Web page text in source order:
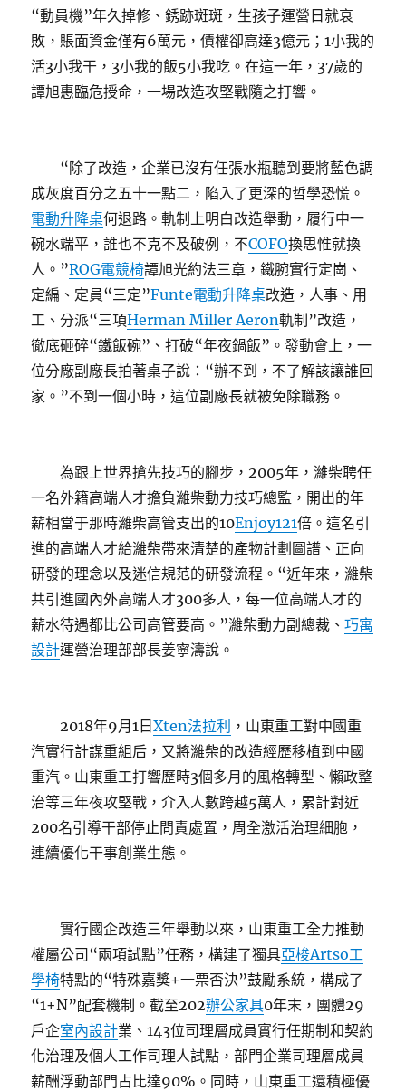
“動員機”年久掉修、銹跡斑斑，生孩子運營日就衰
敗，賬面資金僅有6萬元，債權卻高達3億元；1小我的
活3小我干，3小我的飯5小我吃。在這一年，37歲的
譚旭惠臨危授命，一場改造攻堅戰隨之打響。
“除了改造，企業已沒有任張水瓶聽到要將藍色調
成灰度百分之五十一點二，陷入了更深的哲學恐慌。
電動升降桌何退路。軌制上明白改造舉動，履行中一
碗水端平，誰也不克不及破例，不COFO換思惟就換
人。”ROG電競椅譚旭光約法三章，鐵腕實行定崗、
定編、定員“三定”Funte電動升降桌改造，人事、用
工、分派“三項Herman Miller Aeron軌制”改造，
徹底砸碎“鐵飯碗”、打破“年夜鍋飯”。發動會上，一
位分廠副廠長拍著桌子說：“辦不到，不了解該讓誰回
家。”不到一個小時，這位副廠長就被免除職務。
為跟上世界搶先技巧的腳步，2005年，濰柴聘任
一名外籍高端人才擔負濰柴動力技巧總監，開出的年
薪相當于那時濰柴高管支出的10Enjoy121倍。這名引
進的高端人才給濰柴帶來清楚的產物計劃圖譜、正向
研發的理念以及迷信規范的研發流程。“近年來，濰柴
共引進國內外高端人才300多人，每一位高端人才的
薪水待遇都比公司高管要高。”濰柴動力副總裁、巧寓
設計運營治理部部長姜寧濤說。
2018年9月1日Xten法拉利 ，山東重工對中國重
汽實行計謀重組后，又將濰柴的改造經歷移植到中國
重汽。山東重工打響歷時3個多月的風格轉型、懶政整
治等三年夜攻堅戰，介入人數跨越5萬人，累計對近
200名引導干部停止問責處置，周全激活治理細胞，
連續優化干事創業生態。
實行國企改造三年舉動以來，山東重工全力推動
權屬公司“兩項試點”任務，構建了獨具亞梭Artso工
學椅特點的“特殊嘉獎+一票否決”鼓勵系統，構成了
“1+N”配套機制。截至202辦公家具0年末，團體29
戶企室內設計業、143位司理層成員實行任期制和契約
化治理及個人工作司理人試點，部門企業司理層成員
薪酬浮動部門占比達90%。同時，山東重工還積極優